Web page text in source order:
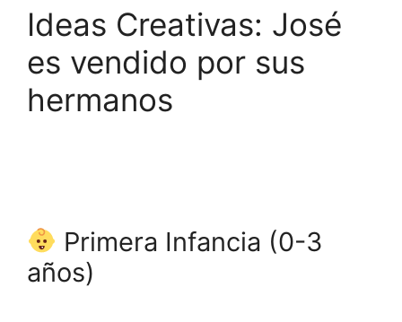
Ideas Creativas: José
es vendido por sus
hermanos
Primera Infancia (0-3
años)